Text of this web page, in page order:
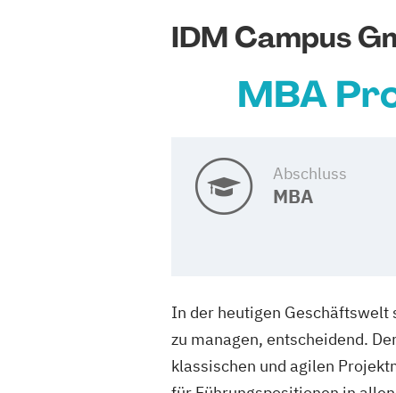
IDM Campus
MBA
Abschluss
MBA
In der heutigen Geschäftswelt
zu managen, entscheidend.
klassischen und agilen